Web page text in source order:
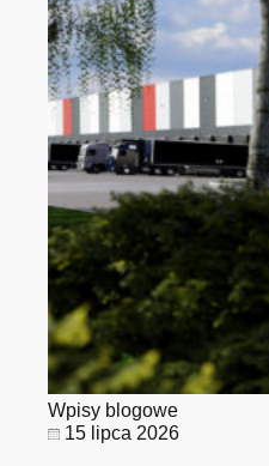
Wpisy blogowe
15 lipca 2026